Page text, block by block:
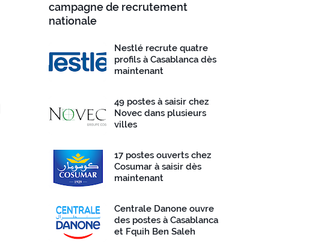
campagne de recrutement
nationale
Nestlé recrute quatre
profils à Casablanca dès
maintenant
49 postes à saisir chez
Novec dans plusieurs
villes
17 postes ouverts chez
Cosumar à saisir dès
maintenant
Centrale Danone ouvre
des postes à Casablanca
et Fquih Ben Saleh